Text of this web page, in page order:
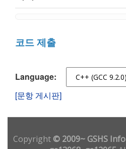
코드 제출
Language:
[문항 게시판]
Copyright© 2009~ GSHS